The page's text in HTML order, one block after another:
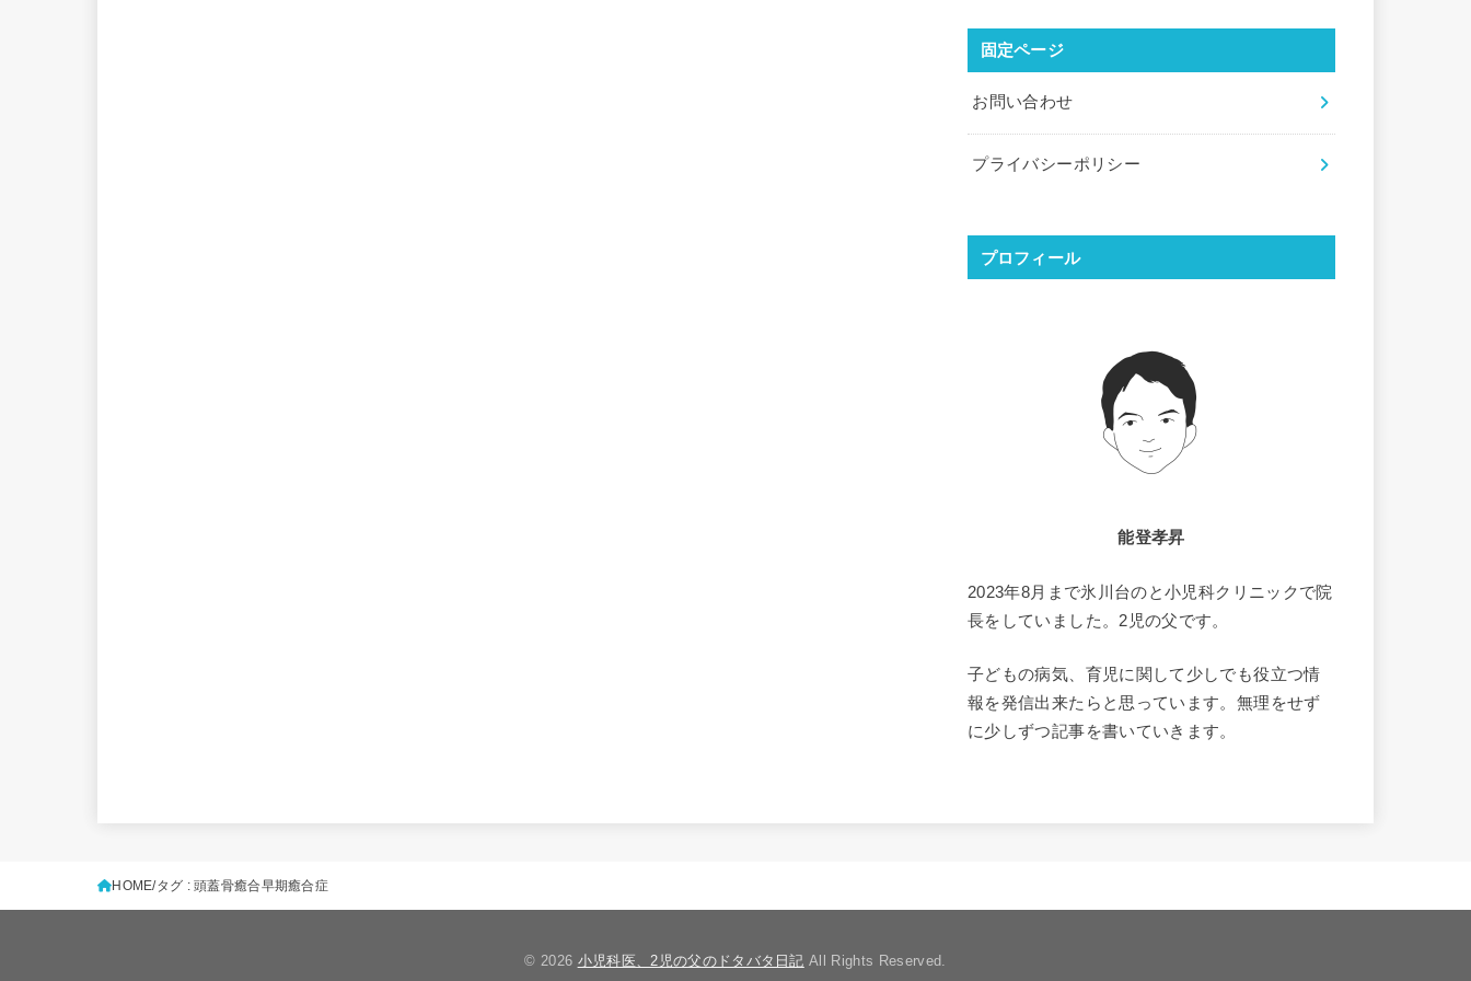
固定ページ
お問い合わせ
プライバシーポリシー
プロフィール
能登孝昇
2023年8月まで氷川台のと小児科クリニックで院
長をしていました。2児の父です。
子どもの病気、育児に関して少しでも役立つ情
報を発信出来たらと思っています。無理をせず
に少しずつ記事を書いていきます。
HOME タグ : 頭蓋骨癒合早期癒合症
© 2026 小児科医、2児の父のドタバタ日記 All Rights Reserved.